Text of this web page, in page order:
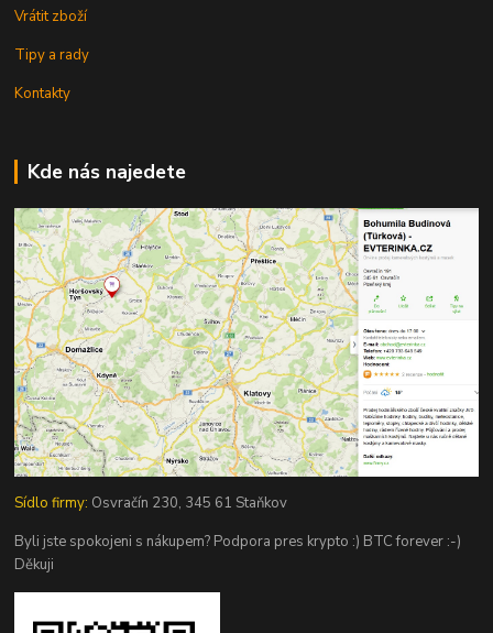
Vrátit zboží
Tipy a rady
Kontakty
Kde nás najedete
Sídlo firmy: Osvračín 230, 345 61 Staňkov
Byli jste spokojeni s nákupem? Podpora pres krypto :) BTC forever :-)
Děkuji